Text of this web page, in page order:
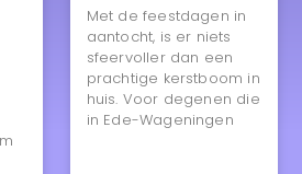
Met de feestdagen in
aantocht, is er niets
sfeervoller dan een
prachtige kerstboom in
huis. Voor degenen die
in Ede-Wageningen